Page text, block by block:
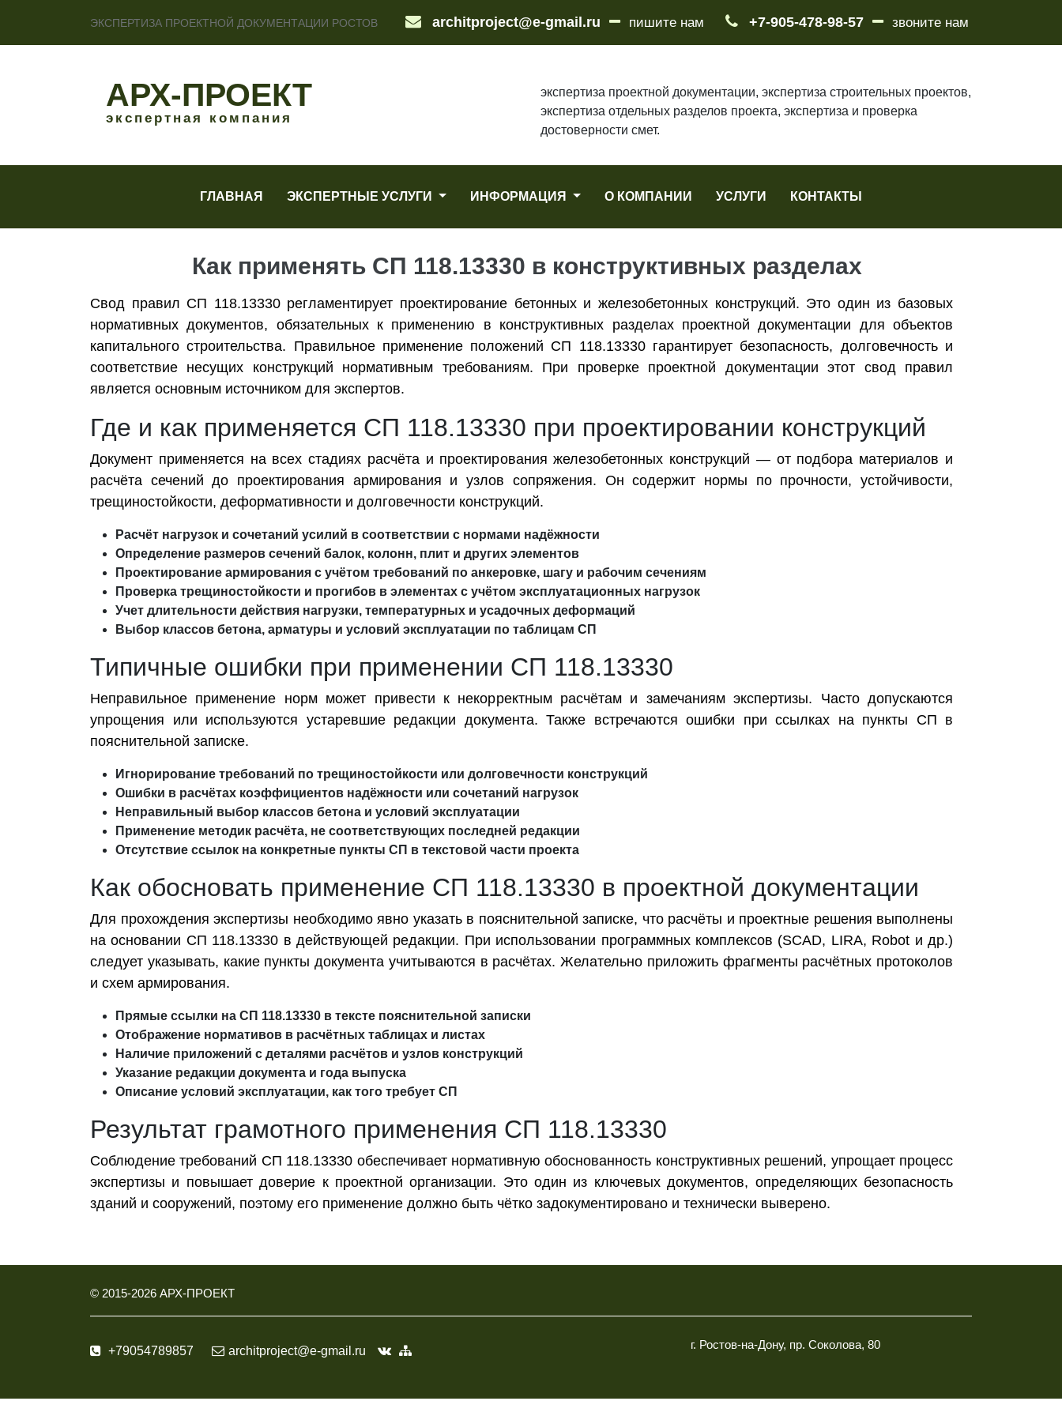
ЭКСПЕРТИЗА ПРОЕКТНОЙ ДОКУМЕНТАЦИИ РОСТОВ architproject@e-gmail.ru пишите нам +7-905-478-98-57 звоните нам
АРХ-ПРОЕКТ
экспертная компания
экспертиза проектной документации, экспертиза строительных проектов,
экспертиза отдельных разделов проекта, экспертиза и проверка
достоверности смет.
ГЛАВНАЯ ЭКСПЕРТНЫЕ УСЛУГИ ИНФОРМАЦИЯ О КОМПАНИИ УСЛУГИ КОНТАКТЫ
Как применять СП 118.13330 в конструктивных разделах
Свод правил СП 118.13330 регламентирует проектирование бетонных и железобетонных конструкций. Это один из базовых
нормативных документов, обязательных к применению в конструктивных разделах проектной документации для объектов
капитального строительства. Правильное применение положений СП 118.13330 гарантирует безопасность, долговечность и
соответствие несущих конструкций нормативным требованиям. При проверке проектной документации этот свод правил
является основным источником для экспертов.
Где и как применяется СП 118.13330 при проектировании конструкций
Документ применяется на всех стадиях расчёта и проектирования железобетонных конструкций — от подбора материалов и
расчёта сечений до проектирования армирования и узлов сопряжения. Он содержит нормы по прочности, устойчивости,
трещиностойкости, деформативности и долговечности конструкций.
Расчёт нагрузок и сочетаний усилий в соответствии с нормами надёжности
Определение размеров сечений балок, колонн, плит и других элементов
Проектирование армирования с учётом требований по анкеровке, шагу и рабочим сечениям
Проверка трещиностойкости и прогибов в элементах с учётом эксплуатационных нагрузок
Учет длительности действия нагрузки, температурных и усадочных деформаций
Выбор классов бетона, арматуры и условий эксплуатации по таблицам СП
Типичные ошибки при применении СП 118.13330
Неправильное применение норм может привести к некорректным расчётам и замечаниям экспертизы. Часто допускаются
упрощения или используются устаревшие редакции документа. Также встречаются ошибки при ссылках на пункты СП в
пояснительной записке.
Игнорирование требований по трещиностойкости или долговечности конструкций
Ошибки в расчётах коэффициентов надёжности или сочетаний нагрузок
Неправильный выбор классов бетона и условий эксплуатации
Применение методик расчёта, не соответствующих последней редакции
Отсутствие ссылок на конкретные пункты СП в текстовой части проекта
Как обосновать применение СП 118.13330 в проектной документации
Для прохождения экспертизы необходимо явно указать в пояснительной записке, что расчёты и проектные решения выполнены
на основании СП 118.13330 в действующей редакции. При использовании программных комплексов (SCAD, LIRA, Robot и др.)
следует указывать, какие пункты документа учитываются в расчётах. Желательно приложить фрагменты расчётных протоколов
и схем армирования.
Прямые ссылки на СП 118.13330 в тексте пояснительной записки
Отображение нормативов в расчётных таблицах и листах
Наличие приложений с деталями расчётов и узлов конструкций
Указание редакции документа и года выпуска
Описание условий эксплуатации, как того требует СП
Результат грамотного применения СП 118.13330
Соблюдение требований СП 118.13330 обеспечивает нормативную обоснованность конструктивных решений, упрощает процесс
экспертизы и повышает доверие к проектной организации. Это один из ключевых документов, определяющих безопасность
зданий и сооружений, поэтому его применение должно быть чётко задокументировано и технически выверено.
© 2015-2026 АРХ-ПРОЕКТ
+79054789857 architproject@e-gmail.ru г. Ростов-на-Дону, пр. Соколова, 80